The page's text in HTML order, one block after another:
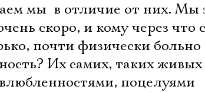
мы  в отличие от них. Мы
скоро, и кому через что
почти физически больно
Их самих, таких живых
поцелуями